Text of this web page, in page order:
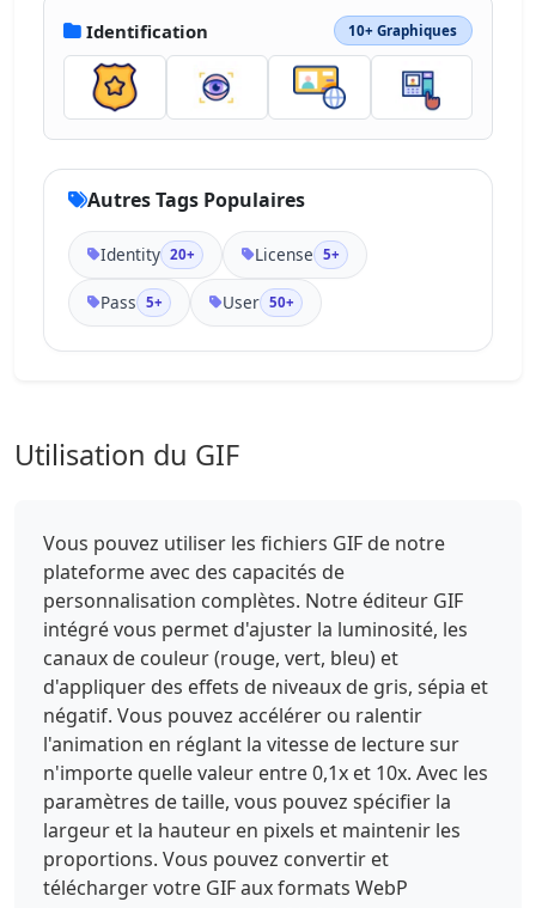
Identification 10+ Graphiques
Autres Tags Populaires
Identity 20+ License 5+
Pass 5+ User 50+
Utilisation du GIF
Vous pouvez utiliser les fichiers GIF de notre
plateforme avec des capacités de
personnalisation complètes. Notre éditeur GIF
intégré vous permet d'ajuster la luminosité, les
canaux de couleur (rouge, vert, bleu) et
d'appliquer des effets de niveaux de gris, sépia et
négatif. Vous pouvez accélérer ou ralentir
l'animation en réglant la vitesse de lecture sur
n'importe quelle valeur entre 0,1x et 10x. Avec les
paramètres de taille, vous pouvez spécifier la
largeur et la hauteur en pixels et maintenir les
proportions. Vous pouvez convertir et
télécharger votre GIF aux formats WebP